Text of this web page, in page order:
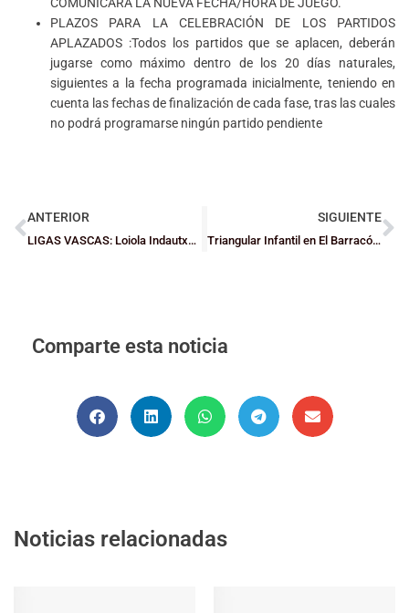
PLAZOS PARA LA CELEBRACIÓN DE LOS PARTIDOS
APLAZADOS :Todos los partidos que se aplacen, deberán
jugarse como máximo dentro de los 20 días naturales,
siguientes a la fecha programada inicialmente, teniendo en
cuenta las fechas de finalización de cada fase, tras las cuales
no podrá programarse ningún partido pendiente
ANTERIOR
LIGAS VASCAS: Loiola Indautxu estrena su casillero en Junior Femenina
SIGUIENTE
Triangular Infantil en El Barracón con Bizkaia, Cantabria y La Rioja
Comparte esta noticia
Noticias relacionadas